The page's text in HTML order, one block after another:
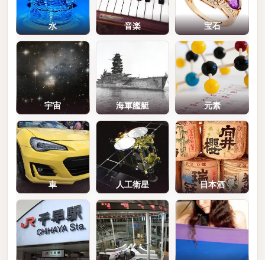
水 音楽 宝石
宇宙 海軍艦艇 元素
車 人工衛星 日本酒